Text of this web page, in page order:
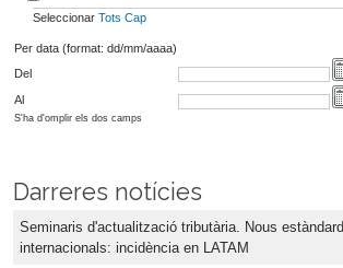
Seleccionar Tots Cap
Per data (format: dd/mm/aaaa)
Del
Al
S'ha d'omplir els dos camps
Darreres notícies
Seminaris d'actualització tributària. Nous
internacionals: incidència en LATAM